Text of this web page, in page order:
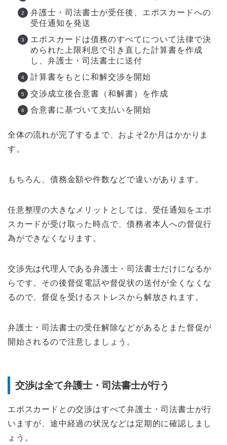
弁護士・司法書士が受任後、エポスカードへの
受任通知を発送
エポスカードは債務のすべてについて法律で決
められた上限利息で引き直した計算書を作成
し、弁護士・司法書士に送付
計算書をもとに和解交渉を開始
交渉成立後合意書（和解書）を作成
合意書に基づいて支払いを開始
全体の流れが完了するまで、およそ2か月はかかりま
す。
もちろん、債務金額や件数などで違いがあります。
任意整理の大きなメリットとしては、受任通知をエポ
スカードが受け取った時点で、債務者本人への督促行
為ができなくなります。
交渉先は代理人である弁護士・司法書士だけになるか
らです。その後督促電話や督促状の送付が全くなくな
るので、督促を受けるストレスから解放されます。
弁護士・司法書士の受任解除などがあるとまた督促が
開始されるので注意しましょう。
交渉は全て弁護士・司法書士が行う
エポスカードとの交渉はすべて弁護士・司法書士が行
いますが、途中経過の状況などは定期的に確認しまし
ょう。